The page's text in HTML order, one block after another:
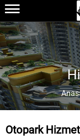
Otopark